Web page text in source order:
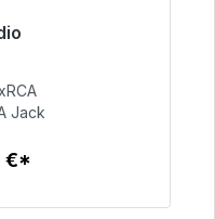
tempo di
Jack
€*